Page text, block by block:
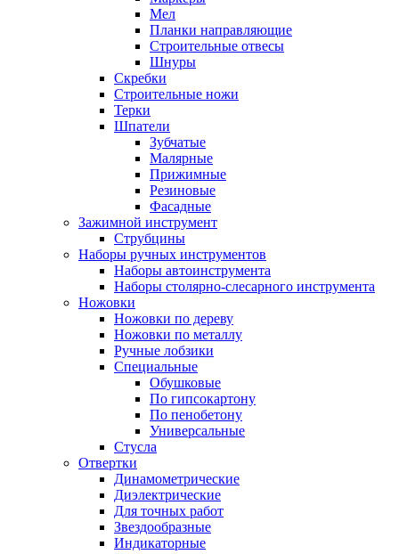
Мел
Планки направляющие
Строительные отвесы
Шнуры
Скребки
Строительные ножи
Терки
Шпатели
Зубчатые
Малярные
Прижимные
Резиновые
Фасадные
Зажимной инструмент
Струбцины
Наборы ручных инструментов
Наборы автоинструмента
Наборы столярно-слесарного инструмента
Ножовки
Ножовки по дереву
Ножовки по металлу
Ручные лобзики
Специальные
Обушковые
По гипсокартону
По пенобетону
Универсальные
Стусла
Отвертки
Динамометрические
Диэлектрические
Для точных работ
Звездообразные
Индикаторные